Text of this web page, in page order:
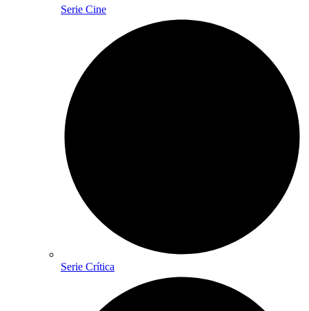
Serie Cine
Serie Crítica